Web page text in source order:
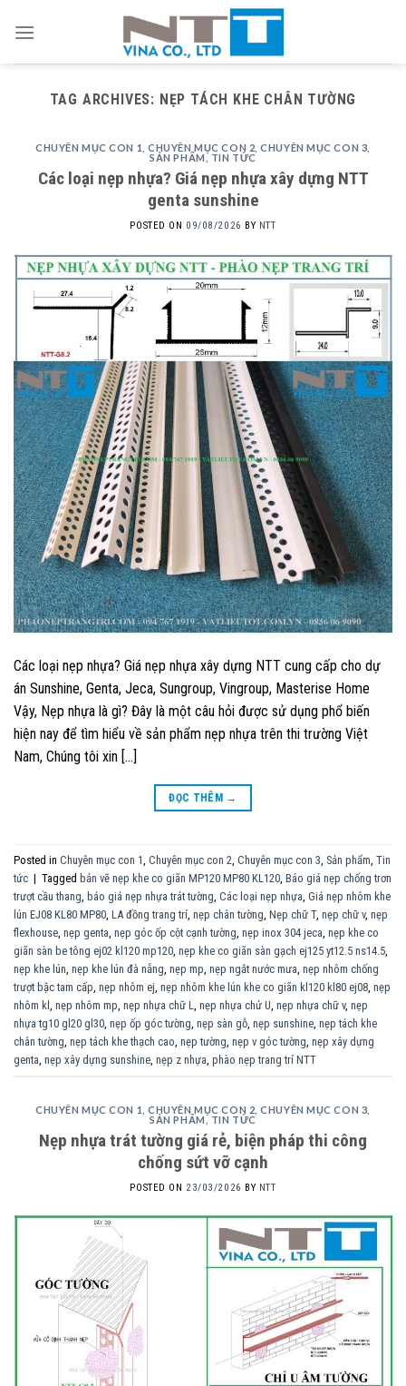
TAG ARCHIVES: NẸP TÁCH KHE CHÂN TƯỜNG
CHUYÊN MỤC CON 1 ,CHUYÊN MỤC CON 2 ,CHUYÊN MỤC CON 3
SẢN PHẨM , TIN TỨC
Các loại nẹp nhựa? Giá nẹp nhựa xây dựng NTT
genta sunshine
POSTED ON 09/08/2026 BY NTT
Các loại nẹp nhựa? Giá nẹp nhựa xây dựng NTT cung cấp cho dự
án Sunshine, Genta, Jeca, Sungroup, Vingroup, Masterise Home
Vậy, Nẹp nhựa là gì? Đây là một câu hỏi được sử dụng phổ biến
hiện nay để tìm hiểu về sản phẩm nẹp nhựa trên thi trường Việt
Nam, Chúng tôi xin […]
ĐỌC THÊM →
Posted in Chuyên mục con 1 Chuyên mục con 2 Chuyên mục con 3 Sản phẩm Tin
tức | Tagged bản vẽ nẹp khe co giãn MP120 MP80 KL120 Báo giá nẹp chống trơn
trượt cầu thang báo giá nẹp nhựa trát tường Các loại nẹp nhựa Giá nẹp nhôm khe
lún EJ08 KL80 MP80 LA đồng trang trí nẹp chân tường Nẹp chữ T, nẹp chữ v, nẹp
flexhouse nẹp genta nẹp góc ốp cột cạnh tường nẹp inox 304 jeca nẹp khe co
giãn sàn be tông ej02 kl120 mp120 nẹp khe co giãn sàn gạch ej125 yt12.5 ns14.5
nẹp khe lún nẹp khe lún đà nẵng nẹp mp nẹp ngắt nước mưa nẹp nhôm chống
trượt bậc tam cấp nẹp nhôm ej nẹp nhôm khe lún khe co giãn kl120 kl80 ej08 nẹp
nhôm kl nẹp nhôm mp nẹp nhựa chữ L nẹp nhựa chử U nẹp nhựa chữ v, nẹp
nhựa tg10 gl20 gl30 nẹp ốp góc tường nẹp sàn gỗ nẹp sunshine nẹp tách khe
chân tường nẹp tách khe thạch cao nẹp tường nẹp v góc tường nẹp xây dựng
genta nẹp xây dựng sunshine nẹp z nhựa phào nẹp trang trí NTT
CHUYÊN MỤC CON 1 ,CHUYÊN MỤC CON 2 ,CHUYÊN MỤC CON 3
SẢN PHẨM
TIN TỨC
Nẹp nhựa trát tường giá rẻ, biện pháp thi công
chống sứt vỡ cạnh
POSTED ON 23/03/2026 BY NTT